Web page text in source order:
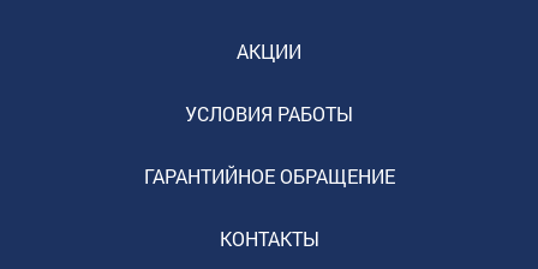
АКЦИИ
УСЛОВИЯ РАБОТЫ
ГАРАНТИЙНОЕ ОБРАЩЕНИЕ
КОНТАКТЫ